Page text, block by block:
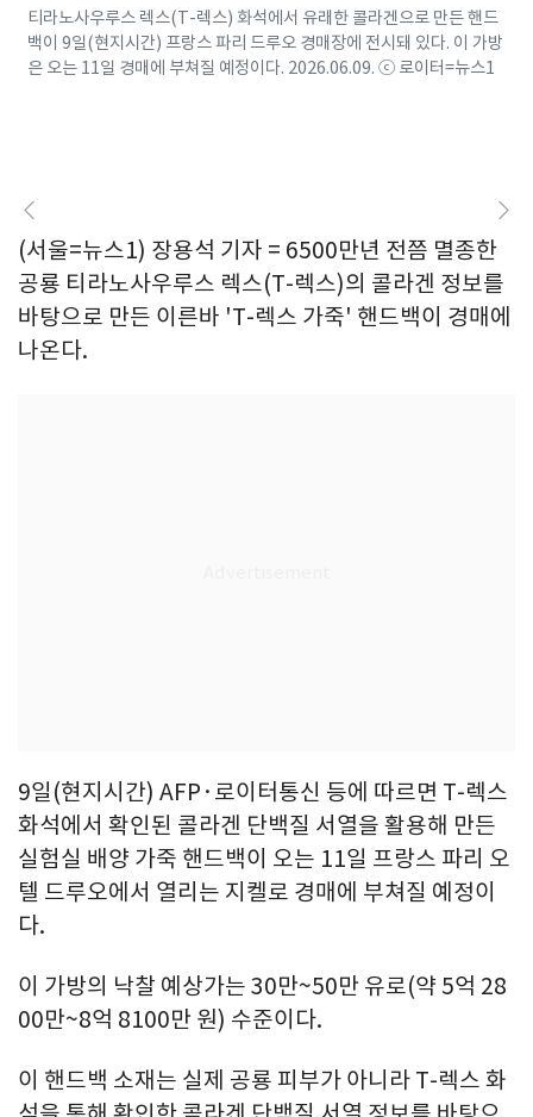
티라노사우루스 렉스(T-렉스) 화석에서 유래한 콜라겐으로 만든 핸드
백이 9일(현지시간) 프랑스 파리 드루오 경매장에 전시돼 있다. 이 가방
은 오는 11일 경매에 부쳐질 예정이다. 2026.06.09. ⓒ 로이터=뉴스1
(서울=뉴스1) 장용석 기자 = 6500만년 전쯤 멸종한
공룡 티라노사우루스 렉스(T-렉스)의 콜라겐 정보를
바탕으로 만든 이른바 'T-렉스 가죽' 핸드백이 경매에
나온다.
9일(현지시간) AFP·로이터통신 등에 따르면 T-렉스
화석에서 확인된 콜라겐 단백질 서열을 활용해 만든
실험실 배양 가죽 핸드백이 오는 11일 프랑스 파리 오
텔 드루오에서 열리는 지켈로 경매에 부쳐질 예정이
다.
이 가방의 낙찰 예상가는 30만~50만 유로(약 5억 28
00만~8억 8100만 원) 수준이다.
이 핸드백 소재는 실제 공룡 피부가 아니라 T-렉스 화